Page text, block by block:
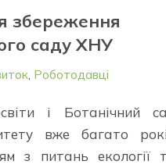
збереження
саду ХНУ
Роботодавці
і Ботанічний
вже багато
з питань екології